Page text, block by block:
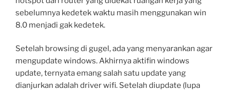
sebelumnya kedetek waktu masih menggunakan win
8.0 menjadi gak kedetek.
Setelah browsing di gugel, ada yang menyarankan agar
mengupdate windows. Akhirnya aktifin windows
update, ternyata emang salah satu update yang
dianjurkan adalah driver wifi. Setelah diupdate (lupa